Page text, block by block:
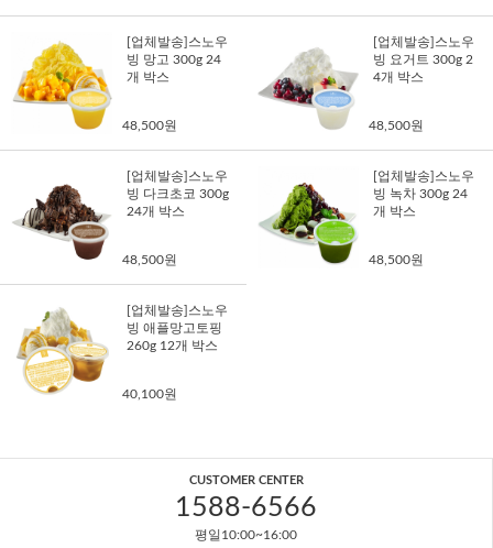
[업체발송]스노우
빙 망고 300g 24
개 박스
48,500원
[업체발송]스노우
빙 요거트 300g 2
4개 박스
48,500원
[업체발송]스노우
빙 다크초코 300g
24개 박스
48,500원
[업체발송]스노우
빙 녹차 300g 24
개 박스
48,500원
[업체발송]스노우
빙 애플망고토핑
260g 12개 박스
40,100원
CUSTOMER CENTER
1588-6566
평일10:00~16:00